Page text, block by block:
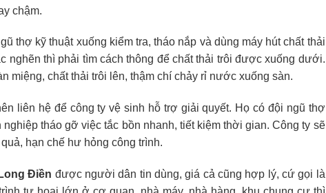
chậm.
thợ kỹ thuật xuống kiểm tra, tháo nắp và dùng máy hút chất thải
nghẽn thì phải tìm cách thông để chất thải trôi được xuống dưới.
miệng, chất thải trôi lên, thậm chí chảy rỉ nước xuống sàn.
liên hệ để công ty vệ sinh hỗ trợ giải quyết. Họ có đội ngũ thợ
tháo gỡ việc tắc bồn nhanh, tiết kiệm thời gian. Công ty sẽ
hạn chế hư hỏng công trình.
Điền được người dân tin dùng, giá cả cũng hợp lý, cứ gọi là